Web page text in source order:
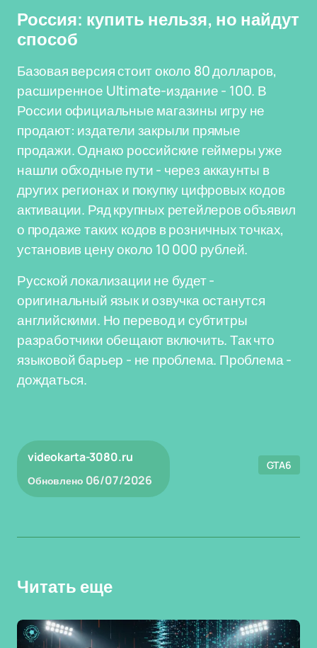
Россия: купить нельзя, но найдут
способ
Базовая версия стоит около 80 долларов,
расширенное Ultimate-издание - 100. В
России официальные магазины игру не
продают: издатели закрыли прямые
продажи. Однако российские геймеры уже
нашли обходные пути - через аккаунты в
других регионах и покупку цифровых кодов
активации. Ряд крупных ретейлеров объявил
о продаже таких кодов в розничных точках,
установив цену около 10 000 рублей.
Русской локализации не будет -
оригинальный язык и озвучка останутся
английскими. Но перевод и субтитры
разработчики обещают включить. Так что
языковой барьер - не проблема. Проблема -
дождаться.
videokarta-3080.ru
Обновлено 06/07/2026
GTA6
Читать еще